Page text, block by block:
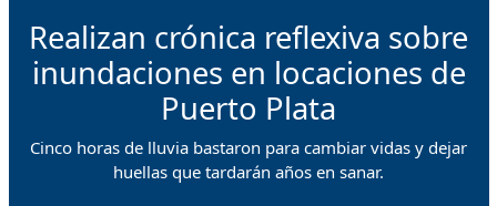
Realizan crónica reflexiva sobre
inundaciones en locaciones de
Puerto Plata
Cinco horas de lluvia bastaron para cambiar vidas y dejar
huellas que tardarán años en sanar.